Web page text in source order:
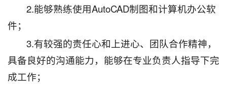
2.能够熟练使用AutoCAD制图和计算机办公软
件；
3.有较强的责任心和上进心、团队合作精神，
具备良好的沟通能力，能够在专业负责人指导下完
成工作；